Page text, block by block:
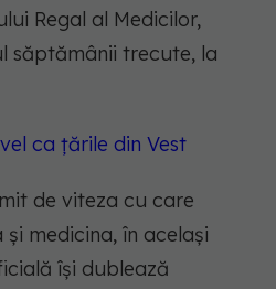
Regal al Medicilor,
săptămânii trecute, la
ca țările din Vest
de viteza cu care
medicina, în același
își dublează